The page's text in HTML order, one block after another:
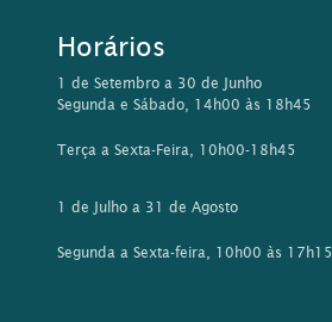
Horários
1 de Setembro a 30 de Junho
Segunda e Sábado, 14h00 às 18h45
Terça a Sexta-Feira, 10h00-18h45
1 de Julho a 31 de Agosto
Segunda a Sexta-feira, 10h00 às 17h15